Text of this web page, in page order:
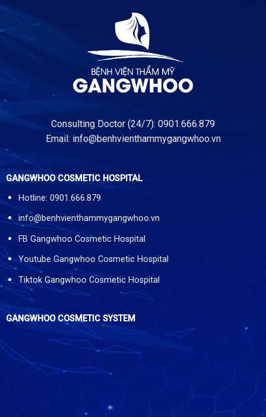
Consulting Doctor (24/7): 0901.666.879
Email: info@benhvienthammygangwhoo.vn
GANGWHOO COSMETIC HOSPITAL
Hotline: 0901.666.879
info@benhvienthammygangwhoo.vn
FB Gangwhoo Cosmetic Hospital
Youtube Gangwhoo Cosmetic Hospital
Tiktok Gangwhoo Cosmetic Hospital
GANGWHOO COSMETIC SYSTEM